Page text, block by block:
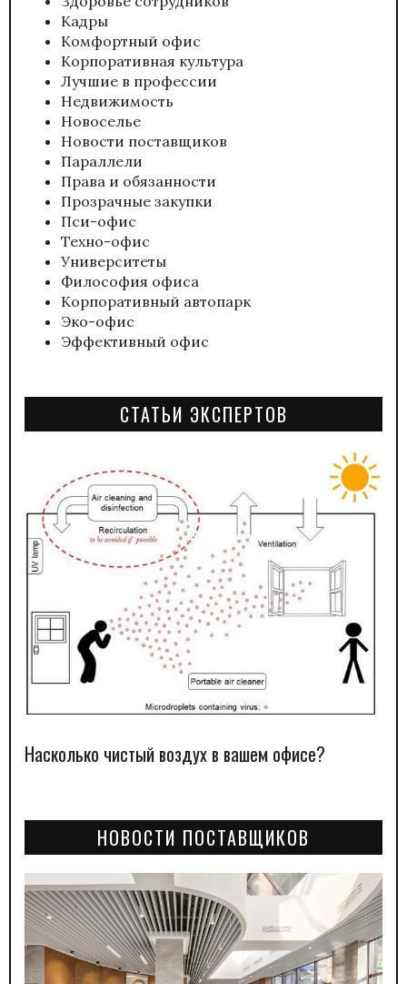
Кадры
Комфортный офис
Корпоративная культура
Лучшие в профессии
Недвижимость
Новоселье
Новости поставщиков
Параллели
Права и обязанности
Прозрачные закупки
Пси-офис
Техно-офис
Университеты
Философия офиса
Корпоративный автопарк
Эко-офис
Эффективный офис
СТАТЬИ ЭКСПЕРТОВ
Насколько чистый воздух в вашем офисе?
НОВОСТИ ПОСТАВЩИКОВ